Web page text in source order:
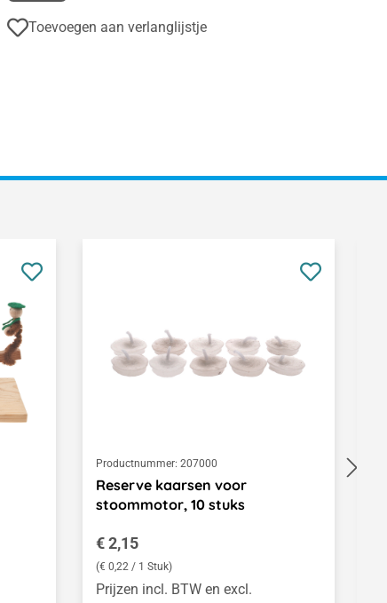
Toevoegen aan verlanglijstje
Productnummer: 207000
Reserve kaarsen voor
stoommotor, 10 stuks
Normale prijs:
€ 2,15
(€ 0,22 / 1 Stuk)
Prijzen incl. BTW en excl.